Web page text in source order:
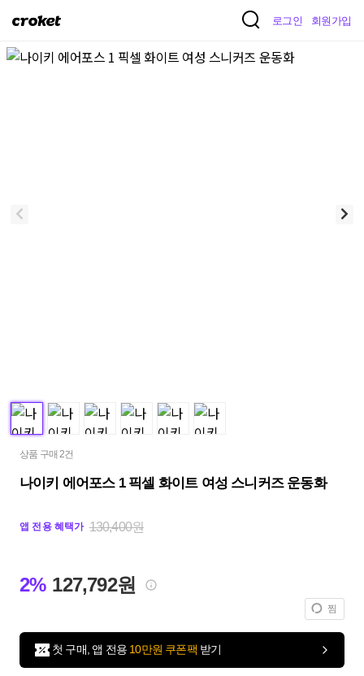
크
켓
로그인 회원가입
상품 구매 2건
나이키 에어포스 1 픽셀 화이트 여성 스니커즈 운동화
앱 전용 혜택가 130,400원
2% 127,792원
찜
첫 구매, 앱 전용 10만원 쿠폰팩 받기